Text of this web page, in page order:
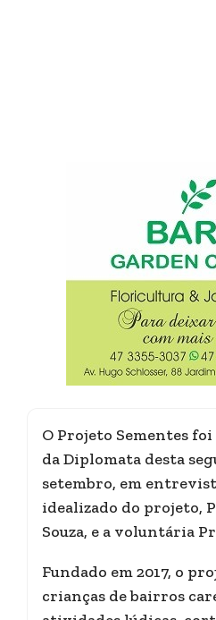
O Projeto Sementes
da Diplomata desta
setembro, em
idealizado do projeto,
Souza, e a voluntária
Fundado em 2017, o
crianças de bairros